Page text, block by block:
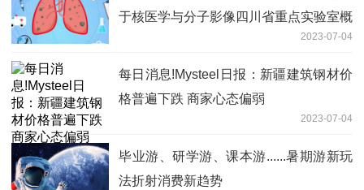
于核医学与分子影像四川省重点实验室概
2023-07-04
每日消息!Mysteel日报：新疆建筑钢材价
格普遍下跌 商家心态偏弱
2023-07-04
毕业游、研学游、课本游......暑期游新玩
法折射消费新趋势